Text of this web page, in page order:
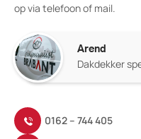
op via telefoon of mail.
Arend
Dakdekker
0162 – 744 405